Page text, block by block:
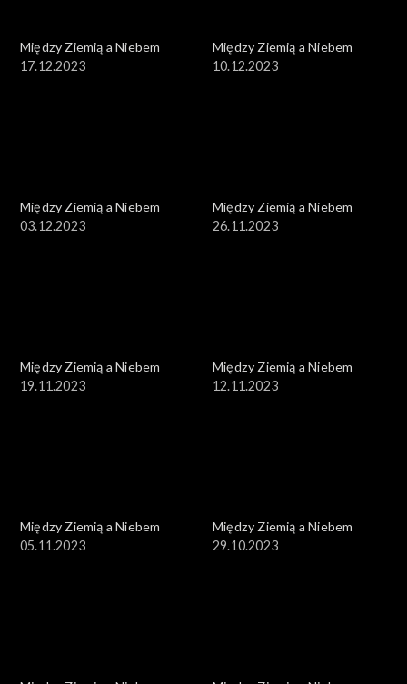
Między Ziemią a Niebem
17.12.2023
Między Ziemią a Niebem
10.12.2023
Między Ziemią a Niebem
03.12.2023
Między Ziemią a Niebem
26.11.2023
Między Ziemią a Niebem
19.11.2023
Między Ziemią a Niebem
12.11.2023
Między Ziemią a Niebem
05.11.2023
Między Ziemią a Niebem
29.10.2023